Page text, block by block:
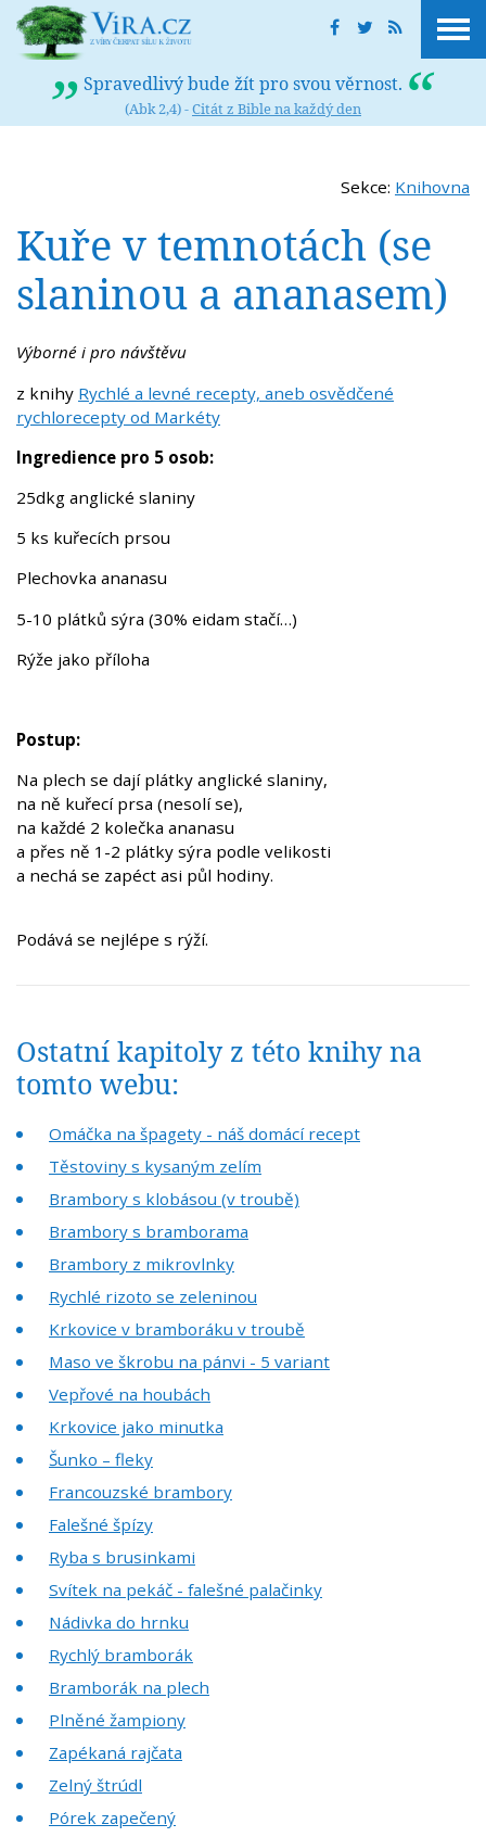
Spravedlivý bude žít pro svou věrnost.
(Abk 2,4) -Citát z Bible na každý den
Sekce: Knihovna
Kuře v temnotách (se
slaninou a ananasem)
Výborné i pro návštěvu
z knihy Rychlé a levné recepty, aneb osvědčené
rychlorecepty od Markéty
Ingredience pro 5 osob:
25dkg anglické slaniny
5 ks kuřecích prsou
Plechovka ananasu
5-10 plátků sýra (30% eidam stačí…)
Rýže jako příloha
Postup:
Na plech se dají plátky anglické slaniny,
na ně kuřecí prsa (nesolí se),
na každé 2 kolečka ananasu
a přes ně 1-2 plátky sýra podle velikosti
a nechá se zapéct asi půl hodiny.
Podává se nejlépe s rýží.
Ostatní kapitoly z této knihy na
tomto webu:
Omáčka na špagety - náš domácí recept
Těstoviny s kysaným zelím
Brambory s klobásou (v troubě)
Brambory s bramborama
Brambory z mikrovlnky
Rychlé rizoto se zeleninou
Krkovice v bramboráku v troubě
Maso ve škrobu na pánvi - 5 variant
Vepřové na houbách
Krkovice jako minutka
Šunko – fleky
Francouzské brambory
Falešné špízy
Ryba s brusinkami
Svítek na pekáč - falešné palačinky
Nádivka do hrnku
Rychlý bramborák
Bramborák na plech
Plněné žampiony
Zapékaná rajčata
Zelný štrúdl
Pórek zapečený